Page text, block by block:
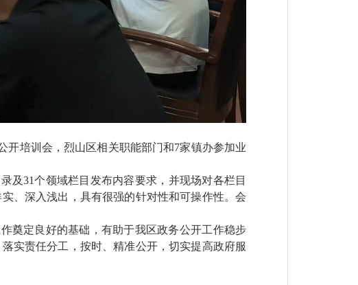
开培训会，烈山区相关职能部门和7家镇办参加业
及31个领域栏目发布内容要求，并现场对各栏目
、深入浅出，具有很强的针对性和可操作性。会
奠定良好的基础，有助于我区政务公开工作稳步
实责任分工，按时、精准公开，切实提高政府服